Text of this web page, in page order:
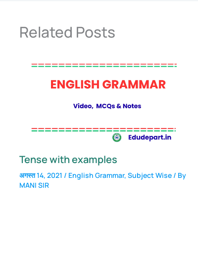
Related Posts
Tense with examples
अगस्त 14, 2021 / English Grammar, Subject Wise / By
MANI SIR